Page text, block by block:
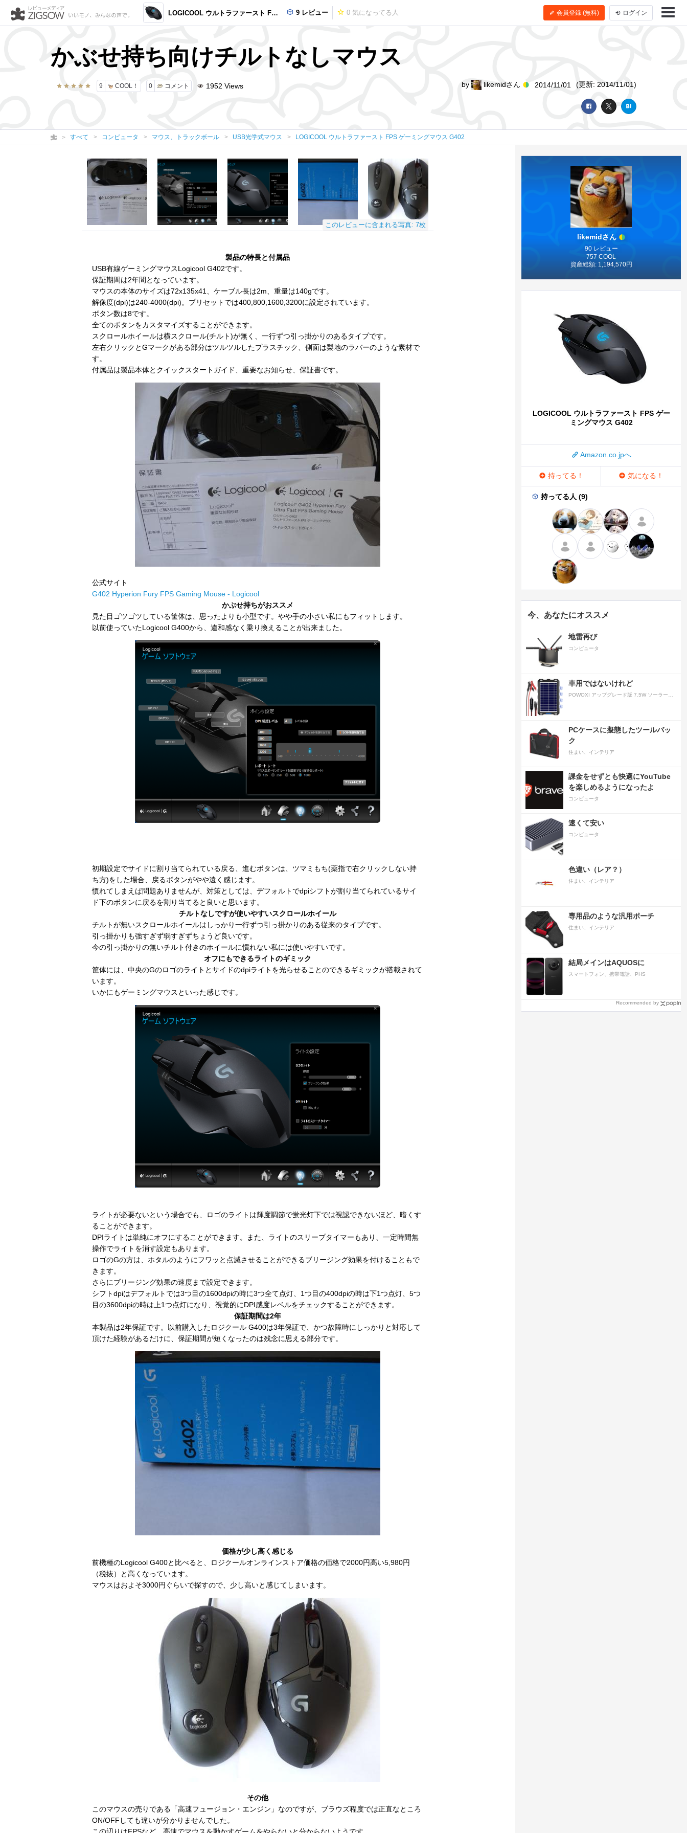
LOGICOOL ウルトラファースト FPS ゲーミングマウス G402 9 レビュー 0 気になってる人 会員登録 (無料) ログイン
かぶせ持ち向けチルトなしマウス
9 COOL！ 0 コメント 1952 Views by likemidさん 2014/11/01 (更新: 2014/11/01)
すべて コンピュータ マウス、トラックボール USB光学式マウス LOGICOOL ウルトラファースト FPS ゲーミングマウス G402
このレビューに含まれる写真: 7枚
製品の特長と付属品
USB有線ゲーミングマウスLogicool G402です。
保証期間は2年間となっています。
マウスの本体のサイズは72x135x41、ケーブル長は2m、重量は140gです。
解像度(dpi)は240-4000(dpi)。プリセットでは400,800,1600,3200に設定されています。
ボタン数は8です。
全てのボタンをカスタマイズすることができます。
スクロールホイールは横スクロール(チルト)が無く、一行ずつ引っ掛かりのあるタイプです。
左右クリックとGマークがある部分はツルツルしたプラスチック、側面は梨地のラバーのような素材で
す。
付属品は製品本体とクイックスタートガイド、重要なお知らせ、保証書です。
公式サイト
G402 Hyperion Fury FPS Gaming Mouse - Logicool
かぶせ持ちがおススメ
見た目ゴツゴツしている筐体は、思ったよりも小型です。やや手の小さい私にもフィットします。
以前使っていたLogicool G400から、違和感なく乗り換えることが出来ました。
初期設定でサイドに割り当てられている戻る、進むボタンは、ツマミもち(薬指で右クリックしない持
ち方)をした場合、戻るボタンがやや遠く感じます。
慣れてしまえば問題ありませんが、対策としては、デフォルトでdpiシフトが割り当てられているサイ
ド下のボタンに戻るを割り当てると良いと思います。
チルトなしですが使いやすいスクロールホイール
チルトが無いスクロールホイールはしっかり一行ずつ引っ掛かりのある従来のタイプです。
引っ掛かりも強すぎず弱すぎずちょうど良いです。
今の引っ掛かりの無いチルト付きのホイールに慣れない私には使いやすいです。
オフにもできるライトのギミック
筐体には、中央のGのロゴのライトとサイドのdpiライトを光らせることのできるギミックが搭載されて
います。
いかにもゲーミングマウスといった感じです。
ライトが必要ないという場合でも、ロゴのライトは輝度調節で蛍光灯下では視認できないほど、暗くす
ることができます。
DPIライトは単純にオフにすることができます。また、ライトのスリープタイマーもあり、一定時間無
操作でライトを消す設定もあります。
ロゴのGの方は、ホタルのようにフワッと点滅させることができるブリージング効果を付けることもで
きます。
さらにブリージング効果の速度まで設定できます。
シフトdpiはデフォルトでは3つ目の1600dpiの時に3つ全て点灯、1つ目の400dpiの時は下1つ点灯、5つ
目の3600dpiの時は上1つ点灯になり、視覚的にDPI感度レベルをチェックすることができます。
保証期間は2年
本製品は2年保証です。以前購入したロジクール G400は3年保証で、かつ故障時にしっかりと対応して
頂けた経験があるだけに、保証期間が短くなったのは残念に思える部分です。
価格が少し高く感じる
前機種のLogicool G400と比べると、ロジクールオンラインストア価格の価格で2000円高い5,980円
（税抜）と高くなっています。
マウスはおよそ3000円ぐらいで探すので、少し高いと感じてしまいます。
その他
このマウスの売りである「高速フュージョン・エンジン」なのですが、ブラウズ程度では正直なところ
ON/OFFしても違いが分かりませんでした。
likemidさん
90 レビュー
757 COOL
資産総額: 1,194,570円
LOGICOOL ウルトラファースト FPS ゲー
ミングマウス G402
Amazon.co.jpへ
持ってる！ 気になる！
持ってる人 (9)
今、あなたにオススメ
地雷再び
コンピュータ
車用ではないけれど
PCケースに擬態したツールバッ
ク
住まい、インテリア
課金をせずとも快適にYouTube
を楽しめるようになったよ
コンピュータ
速くて安い
コンピュータ
色違い（レア？）
住まい、インテリア
専用品のような汎用ポーチ
住まい、インテリア
結局メインはAQUOSに
スマートフォン、携帯電話、PHS
Recommended by